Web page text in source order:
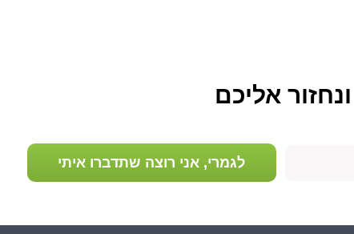
אליכם
לגמרי, אני רוצה שתדברו איתי